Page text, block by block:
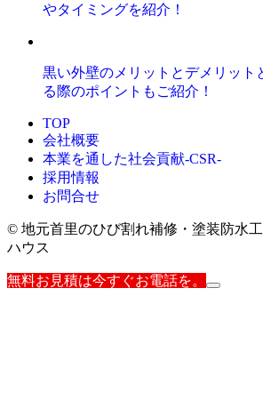
やタイミングを紹介！
黒い外壁のメリットとデメリット
る際のポイントもご紹介！
TOP
会社概要
本業を通した社会貢献-CSR-
採用情報
お問合せ
© 地元首里のひび割れ補修・塗装防水
ハウス
無料お見積は今すぐお電話を。